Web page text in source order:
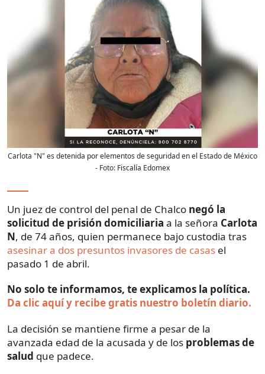
Carlota "N" es detenida por elementos de seguridad en el Estado de México
- Foto: Fiscalía Edomex
Un juez de control del penal de Chalco negó la
solicitud de prisión domiciliaria a la señora Carlota
N, de 74 años, quien permanece bajo custodia tras
asesinar a dos presuntos invasores de casas el
pasado 1 de abril.
No solo te informamos, te explicamos la política.
Da clic aquí y recibe gratis nuestro boletín diario.
La decisión se mantiene firme a pesar de la
avanzada edad de la acusada y de los problemas de
salud que padece.